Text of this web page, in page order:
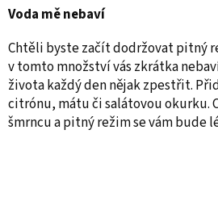
Voda mě nebaví
Chtěli byste začít dodržovat pitný
v tomto množství vás zkrátka
života každý den nějak zpestřit.
citrónu, mátu či salátovou okurku.
šmrncu a pitný režim se vám bude